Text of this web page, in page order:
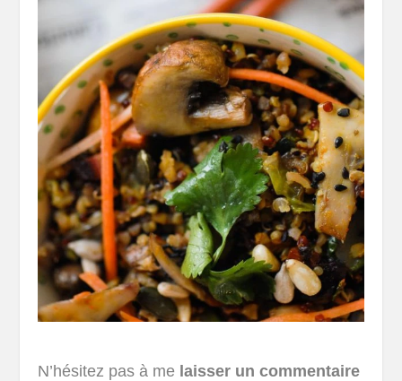
N’hésitez pas à me laisser un commentaire